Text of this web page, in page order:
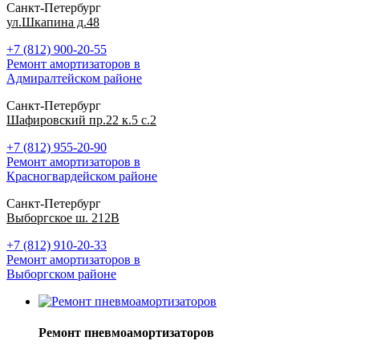
Санкт-Петербург
ул.Шкапина д.48
+7 (812) 900-20-55
Ремонт амортизаторов в
Адмиралтейском районе
Санкт-Петербург
Шафировский пр.22 к.5 с.2
+7 (812) 955-20-90
Ремонт амортизаторов в
Красногвардейском районе
Санкт-Петербург
Выборгское ш. 212В
+7 (812) 910-20-33
Ремонт амортизаторов в
Выборгском районе
Ремонт пневмоамортизаторов